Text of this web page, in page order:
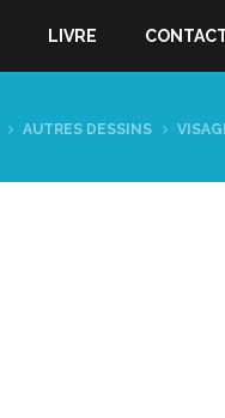
LIVRE
AUTRES DESSINS